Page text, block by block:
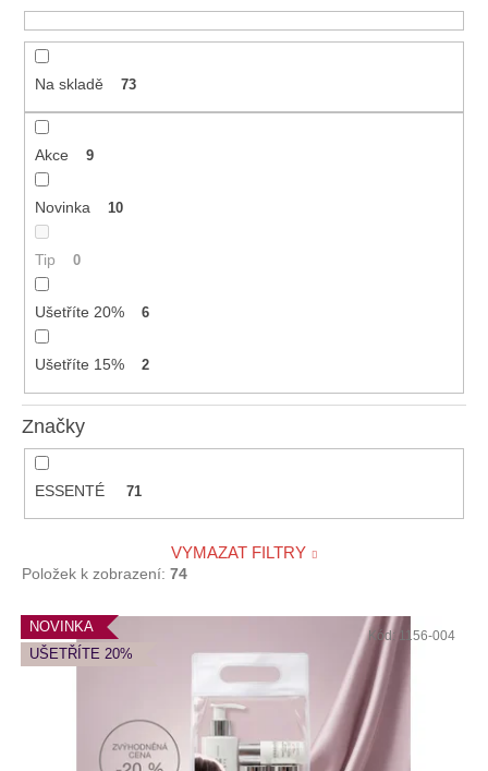
Na skladě 73
Akce 9
Novinka 10
Tip 0
Ušetříte 20% 6
Ušetříte 15% 2
Značky
ESSENTÉ 71
VYMAZAT FILTRY
Položek k zobrazení: 74
Výpis produktů
NOVINKA
UŠETŘÍTE 20%
Kód: 1156-004
p
o
č
m
ESSENTÉ
OCHRANNÝ
KRÉM
SPF
50
360